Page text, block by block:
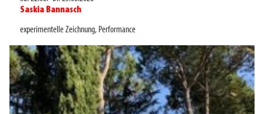
Saskia Bannasch
experimentelle Zeichnung, Performance